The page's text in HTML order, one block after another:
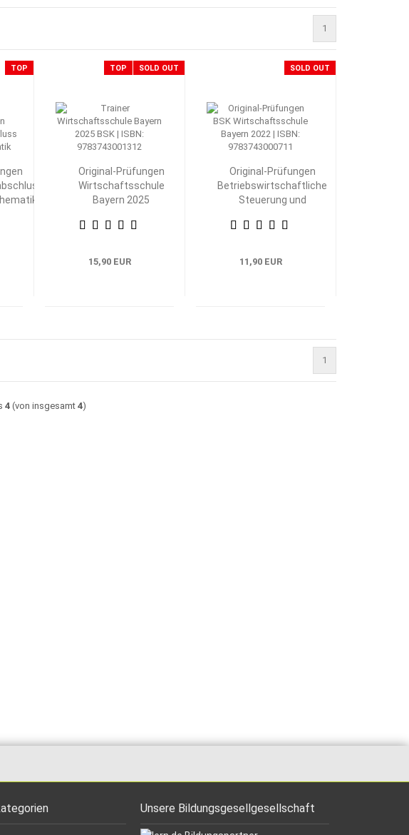
1
TOP TOP SOLD OUT
Original-Prüfungen
Wirtschaftsschule
Bayern 2025
Steuerung und
15,90 EUR
SOLD OUT
Original-Prüfungen
Betriebswirtschaftliche
Steuerung und
Wirtschaftsschule
11,90 EUR
1
4(von insgesamt 4)
Unsere Bildungsgesellgesellschaft